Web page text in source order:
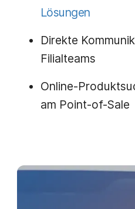
Lösungen
Direkte
Filialteams
Online-
am Point-of-Sale